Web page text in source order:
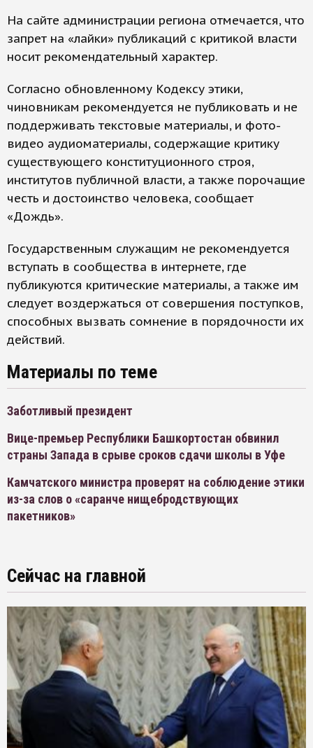
На сайте администрации региона отмечается, что
запрет на «лайки» публикаций с критикой власти
носит рекомендательный характер.
Согласно обновленному Кодексу этики,
чиновникам рекомендуется не публиковать и не
поддерживать текстовые материалы, и фото-
видео аудиоматериалы, содержащие критику
существующего конституционного строя,
институтов публичной власти, а также порочащие
честь и достоинство человека, сообщает
«Дождь».
Государственным служащим не рекомендуется
вступать в сообщества в интернете, где
публикуются критические материалы, а также им
следует воздержаться от совершения поступков,
способных вызвать сомнение в порядочности их
действий.
Материалы по теме
Заботливый президент
Вице-премьер Республики Башкортостан обвинил
страны Запада в срыве сроков сдачи школы в Уфе
Камчатского министра проверят на соблюдение этики
из-за слов о «саранче нищебродствующих
пакетников»
Сейчас на главной